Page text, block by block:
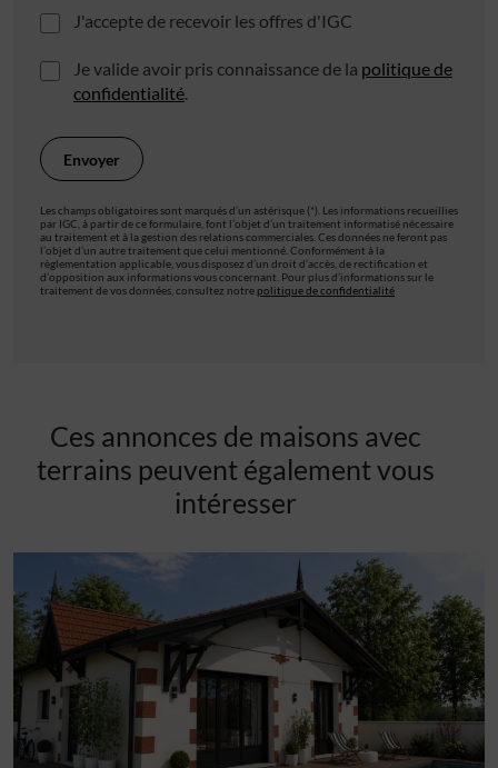
J'accepte de recevoir les offres d'IGC
Je valide avoir pris connaissance de la politique de
confidentialité.
Les champs obligatoires sont marqués d’un astérisque (*). Les informations recueillies
par IGC, à partir de ce formulaire, font l’objet d’un traitement informatisé nécessaire
au traitement et à la gestion des relations commerciales. Ces données ne feront pas
l’objet d’un autre traitement que celui mentionné. Conformément à la
règlementation applicable, vous disposez d’un droit d’accès, de rectification et
d’opposition aux informations vous concernant. Pour plus d’informations sur le
traitement de vos données, consultez notre politique de confidentialité
Ces annonces de maisons avec
terrains peuvent également vous
intéresser